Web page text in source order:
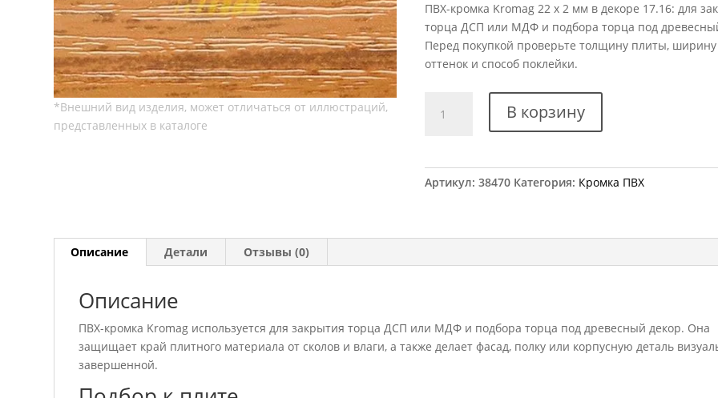
ПВХ-кромка Kromag 22 x 2 мм в декоре 17.16: для
торца ДСП или МДФ и подбора торца под
Перед покупкой проверьте толщину плиты,
оттенок и способ поклейки.
товара
17.16
мм
В корзину
Артикул:38470 Категория: Кромка ПВХ
Описание Детали Отзывы (0)
Описание
ПВХ-кромка Kromag используется для закрытия торца ДСП или МДФ и подбора торца под древесный декор. Она
защищает край плитного материала от сколов и влаги, а также делает фасад, полку или корпусную деталь
завершенной.